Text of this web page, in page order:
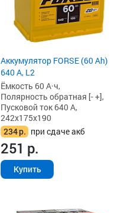
Аккумулятор FORSE (60 Ah)
640 А, L2
Ёмкость 60 А·ч,
Полярность обратная [- +],
Пусковой ток 640 А,
242x175x190
234р. при сдаче акб
251 р.
Купить